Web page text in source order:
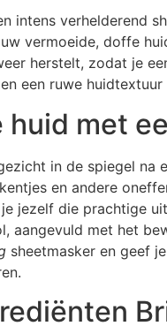
intens verhelderend
vermoeide, doffe
herstelt, zodat je
een ruwe
huid met
in de spiegel na
en andere
jezelf die prachtige
aangevuld met het
sheetmasker en geef